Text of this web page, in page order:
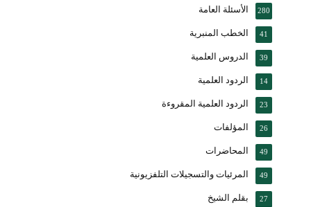
الأسئلة العامة 280
الخطب المنبرية 41
الدروس العلمية 39
الردود العلمية 14
الردود العلمية المقروءة 23
المؤلفات 26
المحاضرات 49
المرئيات والتسجيلات التلفزيونية 49
بقلم الشيخ 27